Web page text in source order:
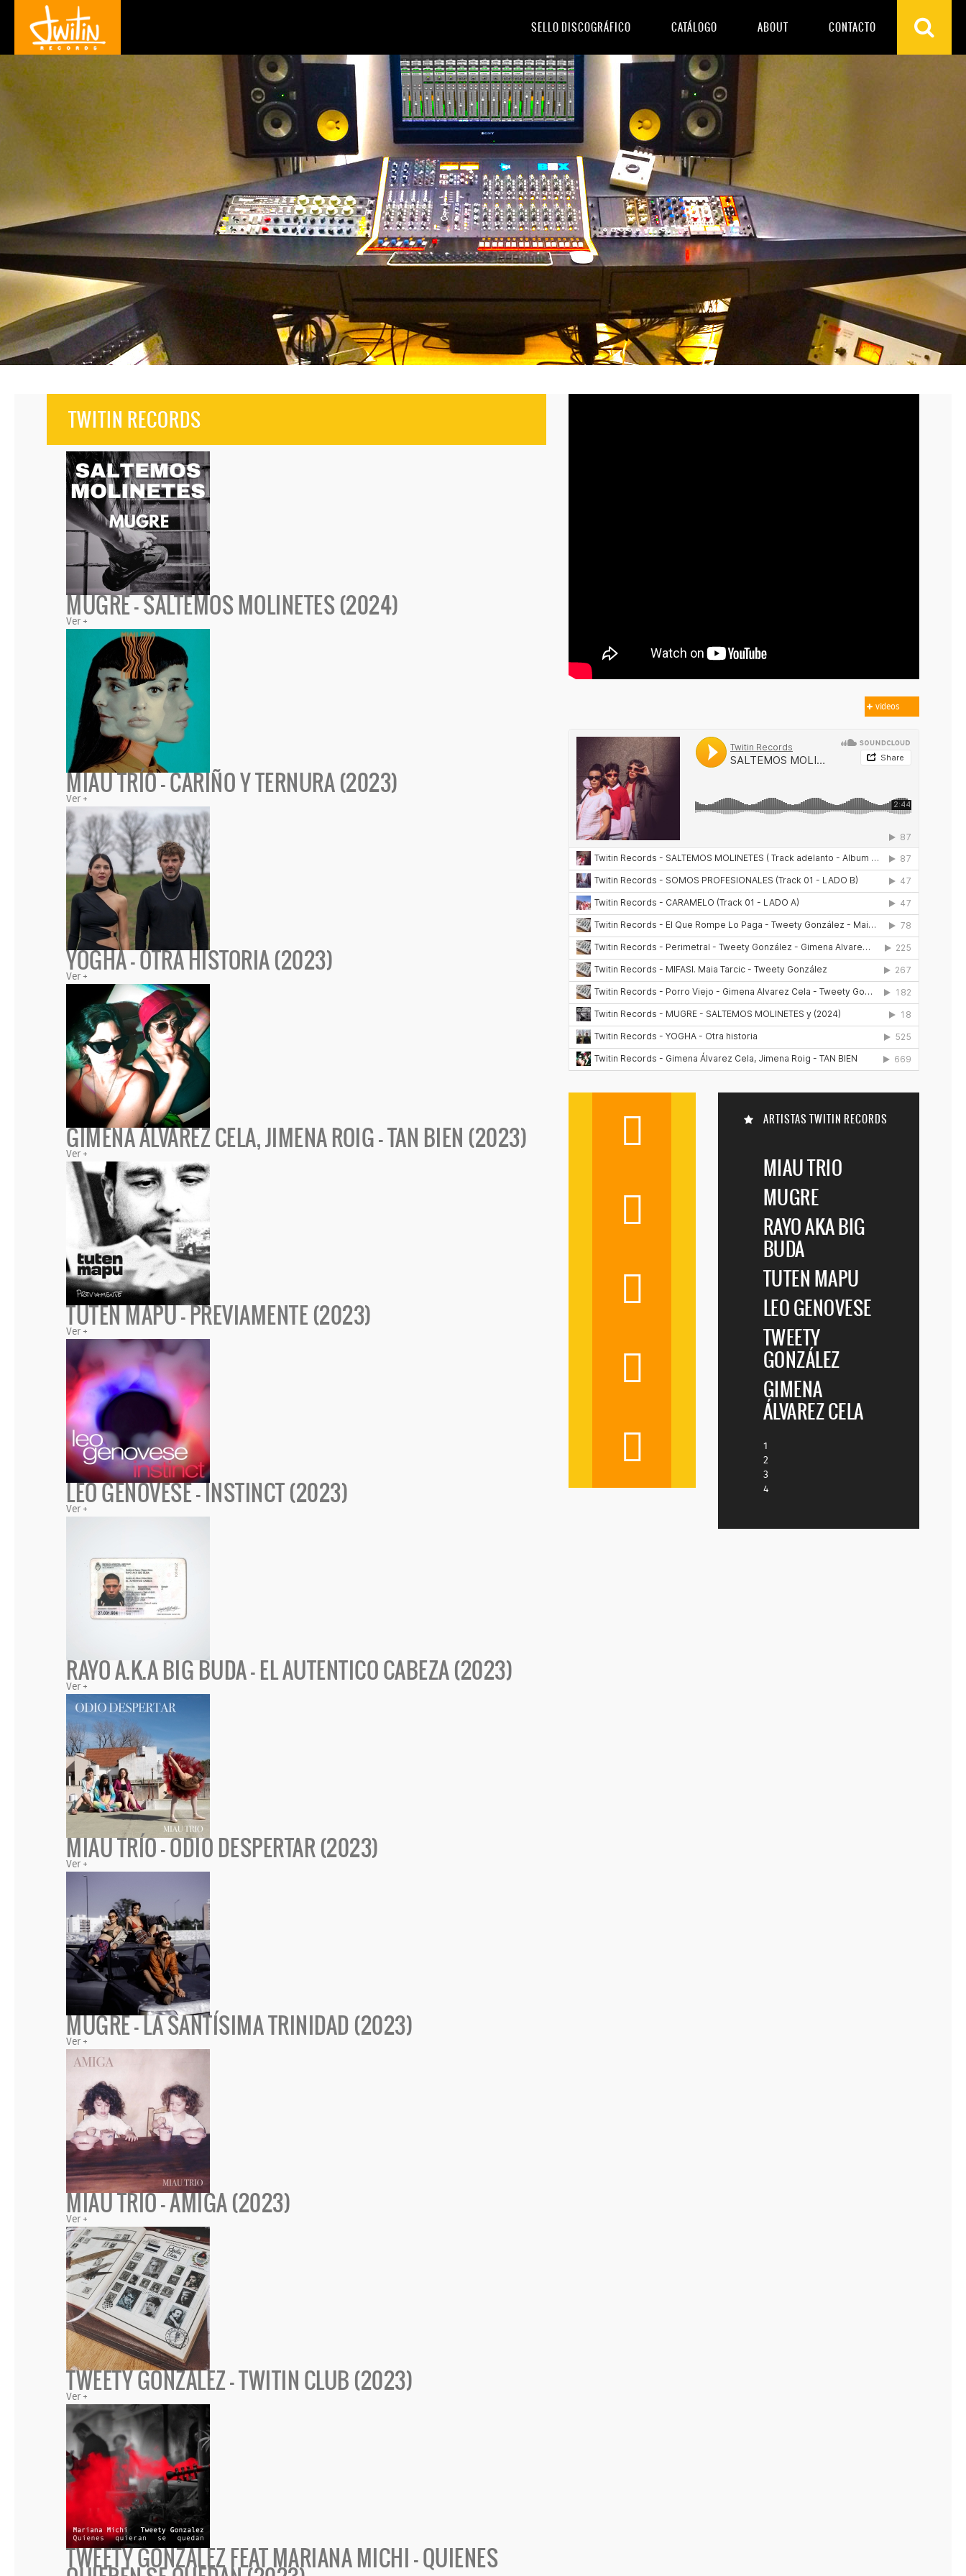
SELLO DISCOGRÁFICO CATÁLOGO ABOUT CONTACTO
TWITIN RECORDS
MUGRE - SALTEMOS MOLINETES (2024)
Ver +
MIAU TRÍO - CARIÑO Y TERNURA (2023)
Ver +
YOGHA - OTRA HISTORIA (2023)
Ver +
GIMENA ÁLVAREZ CELA, JIMENA ROIG - TAN BIEN (2023)
Ver +
TUTEN MAPU - PREVIAMENTE (2023)
Ver +
LEO GENOVESE - INSTINCT (2023)
Ver +
RAYO A.K.A BIG BUDA - EL AUTENTICO CABEZA (2023)
Ver +
MIAU TRÍO - ODIO DESPERTAR (2023)
Ver +
MUGRE - LA SANTÍSIMA TRINIDAD (2023)
Ver +
MIAU TRIO - AMIGA (2023)
Ver +
TWEETY GONZALEZ - TWITIN CLUB (2023)
Ver +
TWEETY GONZALEZ FEAT MARIANA MICHI - QUIENES
videos





ARTISTAS TWITIN RECORDS
MIAU TRIO
MUGRE
RAYO AKA BIG
BUDA
TUTEN MAPU
LEO GENOVESE
TWEETY
GONZÁLEZ
GIMENA
ÁLVAREZ CELA
1
2
3
4